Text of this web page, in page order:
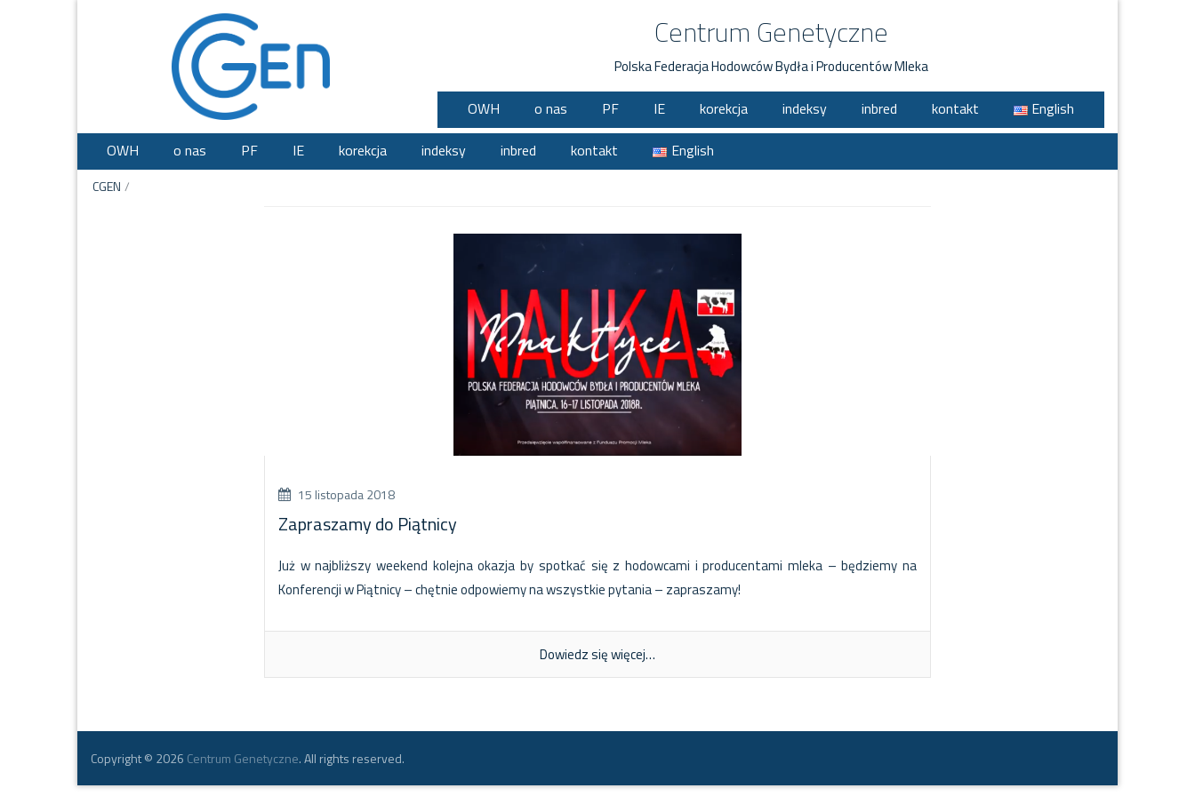
Centrum Genetyczne
Polska Federacja Hodowców Bydła i Producentów Mleka
OWH o nas PF IE korekcja indeksy inbred kontakt
English
OWH
o nas PF IE korekcja indeksy inbred kontakt English
CGEN /
15 listopada 2018
Zapraszamy do Piątnicy
Już w najbliższy weekend kolejna okazja by spotkać się z hodowcami i producentami mleka – będziemy na
Konferencji w Piątnicy – chętnie odpowiemy na wszystkie pytania – zapraszamy!
Dowiedz się więcej…
Copyright © 2026 Centrum Genetyczne. All rights reserved.